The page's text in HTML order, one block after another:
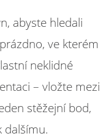
abyste hledali
ve kterém
neklidné
– vložte mezi
stěžejní bod,
dalšímu.